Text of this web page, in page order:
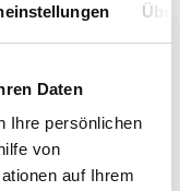
Daten
Ihre persönlichen
von
auf Ihrem
(236)
(74)